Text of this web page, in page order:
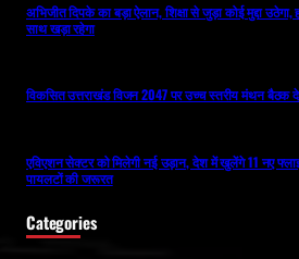
अभिजीत दिपके का बड़ा ऐलान, शिक्षा से जुड़ा कोई मुद्दा
साथ खड़ा रहेगा
विकसित उत्तराखंड विजन 2047 पर उच्च स्तरीय मंथन बैठक
एविएशन सेक्टर को मिलेगी नई उड़ान, देश में खुलेंगे 11 नए
पायलटों की जरूरत
Categories